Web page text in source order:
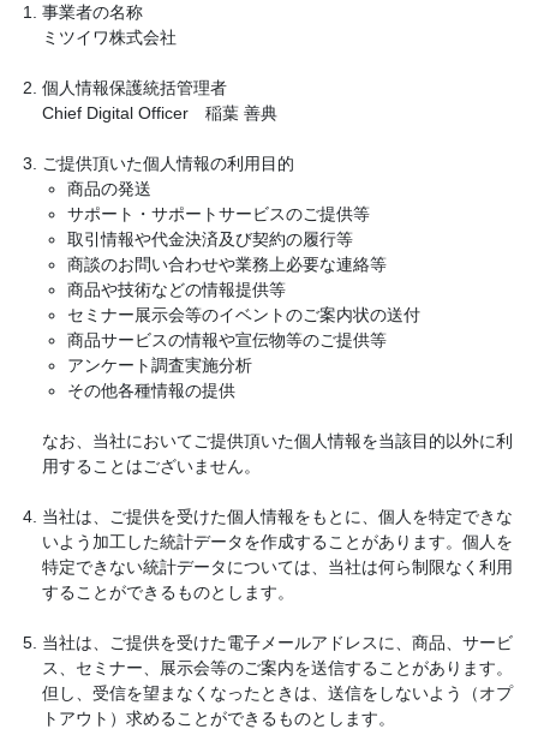
事業者の名称
ミツイワ株式会社
個人情報保護統括管理者
Chief Digital Officer 稲葉 善典
ご提供頂いた個人情報の利用目的
商品の発送
サポート・サポートサービスのご提供等
取引情報や代金決済及び契約の履行等
商談のお問い合わせや業務上必要な連絡等
商品や技術などの情報提供等
セミナー展示会等のイベントのご案内状の送付
商品サービスの情報や宣伝物等のご提供等
アンケート調査実施分析
その他各種情報の提供
なお、当社においてご提供頂いた個人情報を当該目的以外に利
用することはございません。
当社は、ご提供を受けた個人情報をもとに、個人を特定できな
いよう加工した統計データを作成することがあります。個人を
特定できない統計データについては、当社は何ら制限なく利用
することができるものとします。
当社は、ご提供を受けた電子メールアドレスに、商品、サービ
ス、セミナー、展示会等のご案内を送信することがあります。
但し、受信を望まなくなったときは、送信をしないよう（オプ
トアウト）求めることができるものとします。